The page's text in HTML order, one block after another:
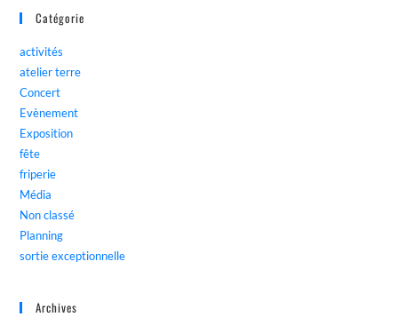
Catégorie
activités
atelier terre
Concert
Evènement
Exposition
fête
friperie
Média
Non classé
Planning
sortie exceptionnelle
Archives